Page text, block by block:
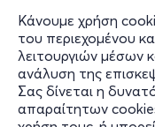
Κάνουμε χρήση
του περιεχομένου
λειτουργιών μέσων
ανάλυση της
Σας δίνεται η
απαραίτητων